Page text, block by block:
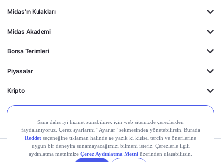
Midas'ın Kulakları
Midas Akademi
Borsa Terimleri
Piyasalar
Kripto
Ayrıcalıklar
Kişisel Verilerin
Gizlilik
Yasal
Çerez